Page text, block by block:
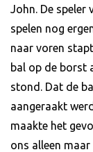
John. De speler
spelen nog
naar voren
bal op de borst
stond. Dat de
aangeraakt
maakte het
ons alleen